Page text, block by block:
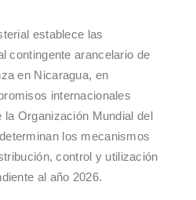
establece las
contingente arancelario de
en Nicaragua, en
internacionales
Organización Mundial del
los mecanismos
control y utilización
al año 2026.